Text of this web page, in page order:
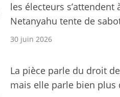
les électeurs s’attendent
Netanyahu tente de
30 juin 2026
La pièce parle du droit
mais elle parle bien plus